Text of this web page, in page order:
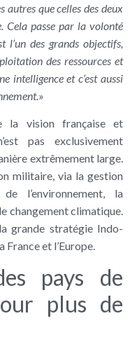
autres que celles des deux
Cela passe par la volonté
l’un des grands objectifs,
des ressources et
intelligence et c’est aussi
»
la vision française et
pas exclusivement
extrêmement large.
militaire, via la gestion
l’environnement, la
changement climatique.
grande stratégie Indo-
France et l’Europe.
pays de
plus de